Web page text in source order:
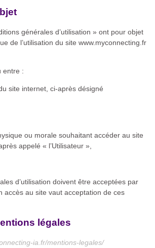
générales d’utilisation » ont pour objet
de l’utilisation du site www.myconnecting.fr
entre :
site internet, ci-après désigné
ou morale souhaitant accéder au site
appelé « l’Utilisateur »,
d’utilisation doivent être acceptées par
accès au site vaut acceptation de ces
légales
ia.fr/mentions-legales/